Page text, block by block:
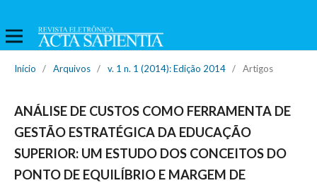
Início / Arquivos / v. 1 n. 1 (2014): Edição 2014 / Artigos
ANÁLISE DE CUSTOS COMO FERRAMENTA DE
GESTÃO ESTRATÉGICA DA EDUCAÇÃO
SUPERIOR: UM ESTUDO DOS CONCEITOS DO
PONTO DE EQUILÍBRIO E MARGEM DE